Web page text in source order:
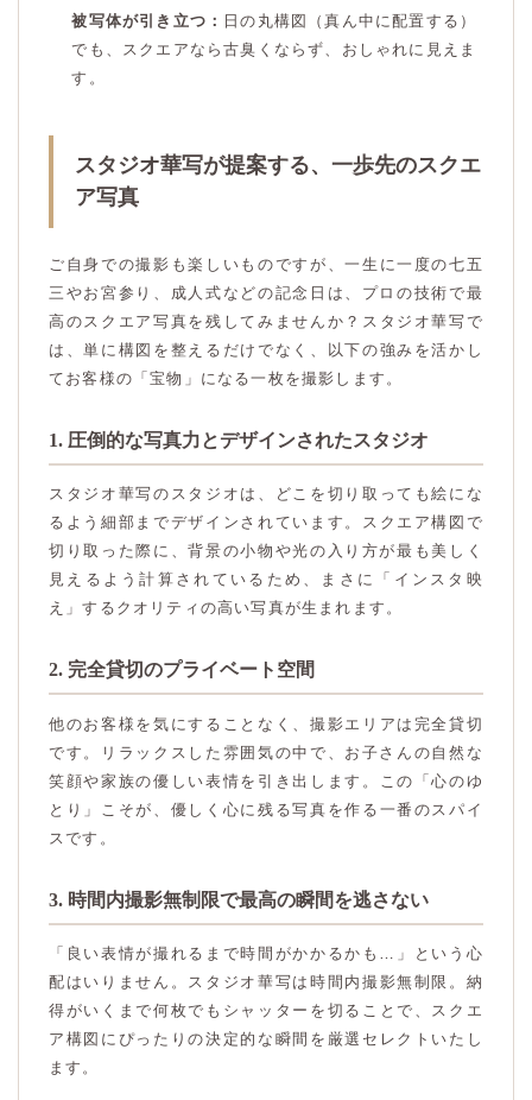
被写体が引き立つ： 日の丸構図（真ん中に配置する）
でも、スクエアなら古臭くならず、おしゃれに見えま
す。
スタジオ華写が提案する、一歩先のスクエ
ア写真
ご自身での撮影も楽しいものですが、一生に一度の七五
三やお宮参り、成人式などの記念日は、プロの技術で最
高のスクエア写真を残してみませんか？スタジオ華写で
は、単に構図を整えるだけでなく、以下の強みを活かし
てお客様の「宝物」になる一枚を撮影します。
1. 圧倒的な写真力とデザインされたスタジオ
スタジオ華写のスタジオは、どこを切り取っても絵にな
るよう細部までデザインされています。スクエア構図で
切り取った際に、背景の小物や光の入り方が最も美しく
見えるよう計算されているため、まさに「インスタ映
え」するクオリティの高い写真が生まれます。
2. 完全貸切のプライベート空間
他のお客様を気にすることなく、撮影エリアは完全貸切
です。リラックスした雰囲気の中で、お子さんの自然な
笑顔や家族の優しい表情を引き出します。この「心のゆ
とり」こそが、優しく心に残る写真を作る一番のスパイ
スです。
3. 時間内撮影無制限で最高の瞬間を逃さない
「良い表情が撮れるまで時間がかかるかも…」という心
配はいりません。スタジオ華写は時間内撮影無制限。納
得がいくまで何枚でもシャッターを切ることで、スクエ
ア構図にぴったりの決定的な瞬間を厳選セレクトいたし
ます。